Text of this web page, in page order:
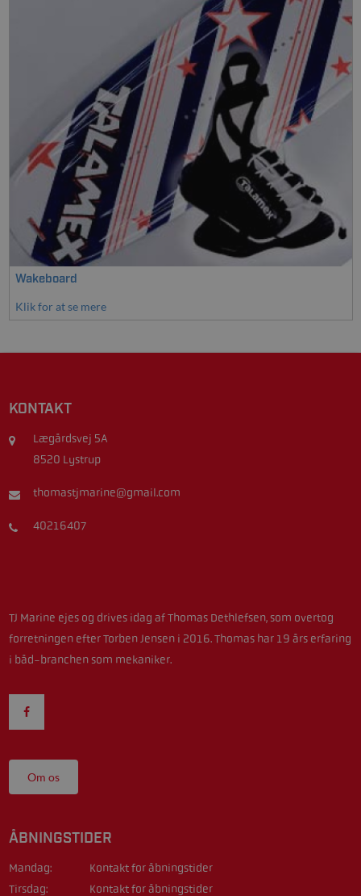
Wakeboard
Klik for at se mere
KONTAKT
Lægårdsvej 5A
8520 Lystrup
thomastjmarine@gmail.com
40216407
TJ Marine ejes og drives idag af Thomas Dethlefsen, som overtog
forretningen efter Torben Jensen i 2016. Thomas har 19 års erfaring
i båd-branchen som mekaniker.
Om os
ÅBNINGSTIDER
Mandag:
Kontakt for åbningstider
Tirsdag:
Kontakt for åbningstider